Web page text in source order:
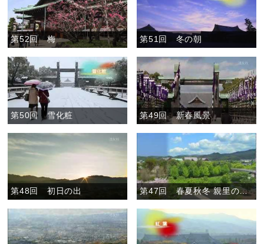
第52回 梅 第51回 冬の朝
第50回 雪化粧 第49回 新春風景
第48回 初日の出 第47回 春夏秋冬 親里の一年